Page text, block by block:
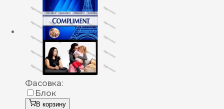
Фасовка:
Блок
В корзину